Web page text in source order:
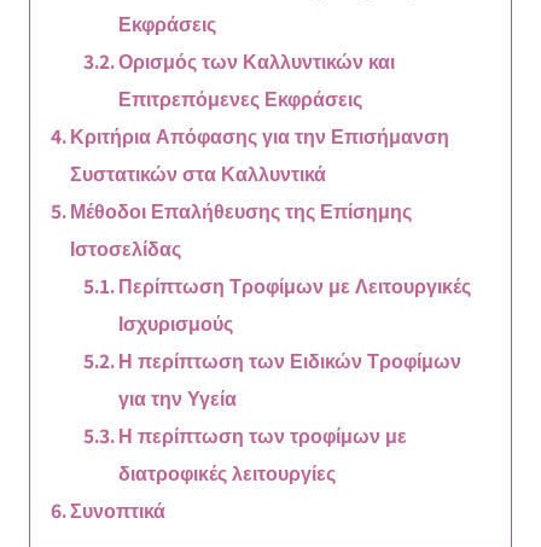
Εκφράσεις
Ορισμός των Καλλυντικών και
Επιτρεπόμενες Εκφράσεις
Κριτήρια Απόφασης για την Επισήμανση
Συστατικών στα Καλλυντικά
Μέθοδοι Επαλήθευσης της Επίσημης
Ιστοσελίδας
Περίπτωση Τροφίμων με Λειτουργικές
Ισχυρισμούς
Η περίπτωση των Ειδικών Τροφίμων
για την Υγεία
Η περίπτωση των τροφίμων με
διατροφικές λειτουργίες
Συνοπτικά